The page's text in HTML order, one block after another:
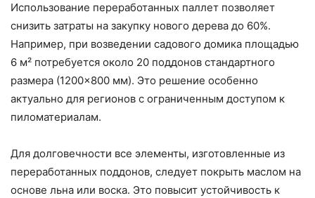
Использование переработанных паллет позволяет
снизить затраты на закупку нового дерева до 60%.
Например, при возведении садового домика площадью
6 м² потребуется около 20 поддонов стандартного
размера (1200×800 мм). Это решение особенно
актуально для регионов с ограниченным доступом к
пиломатериалам.
Для долговечности все элементы, изготовленные из
переработанных поддонов, следует покрыть маслом на
основе льна или воска. Это повысит устойчивость к